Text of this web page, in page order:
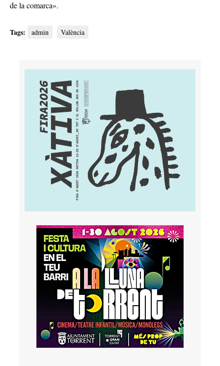
de la comarca».
Tags: admin València